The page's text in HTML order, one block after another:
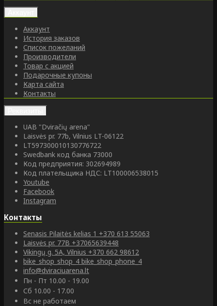
Аккаунт
История заказов
Список пожеланий
Производители
Товар с акцией
Подарочные купоны
Карта сайта
Контакты
UAB "Dviračių arena"
Laisvės pr. 77b, Vilnius LT-06122
LT597300010130776722
Swedbank код банка 73000
Код предприятия: 302694989
Код плательщика НДС: LT100006538015
Youtube
Facebook
Instagram
Контакты
Senasis Pilaitės kelias 1 +370 613 55063
Laisvės pr. 77B +37065639448
Vikingų g. 5A, Vilnius +370 662 98612
bike_shop_shop_4 bike_shop_phone_4
info@dviraciuarena.lt
Пн - Пт 10.00 - 19.00
Сб 10.00 - 17.00
Вс не работаем